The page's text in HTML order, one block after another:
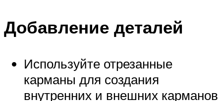
Добавление деталей
Используйте отрезанные
карманы для создания
внутренних и внешних карманов